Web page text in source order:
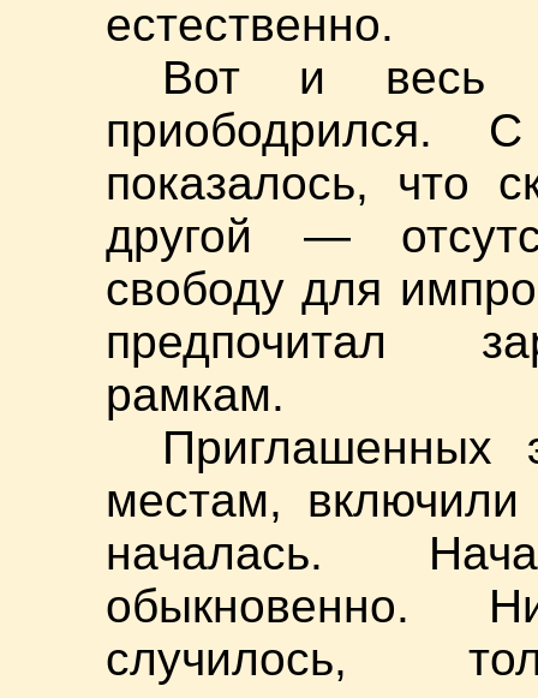
естественно.
Вот и весь
приободрился.
показалось, что
другой —
свободу для
предпочитал
рамкам.
Приглашенных
местам,
началась.
обыкновенно.
случилось,